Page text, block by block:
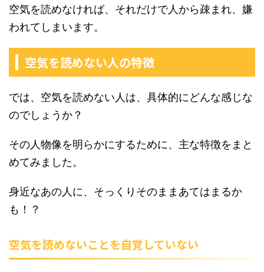
空気を読めなければ、それだけで人から疎まれ、嫌
われてしまいます。
空気を読めない人の特徴
では、空気を読めない人は、具体的にどんな感じな
のでしょうか？
その人物像を明らかにするために、主な特徴をまと
めてみました。
身近なあの人に、そっくりそのままあてはまるか
も！？
空気を読めないことを自覚していない